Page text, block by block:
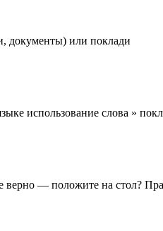
документы) или поклади
использование слова »
— положите на стол?